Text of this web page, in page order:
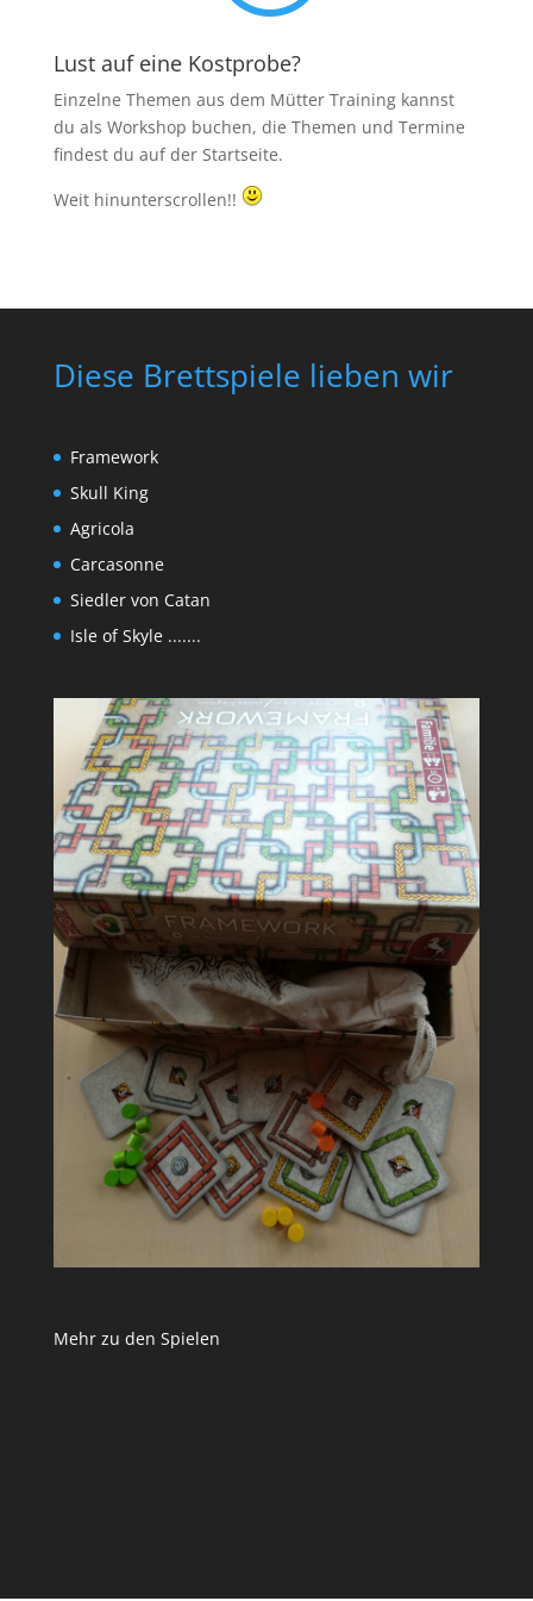
Lust auf eine Kostprobe?
Einzelne Themen aus dem Mütter Training kannst
du als Workshop buchen, die Themen und Termine
findest du auf der Startseite.
Weit hinunterscrollen!!
Diese Brettspiele lieben wir
Framework
Skull King
Agricola
Carcasonne
Siedler von Catan
Isle of Skyle .......
Mehr zu den Spielen